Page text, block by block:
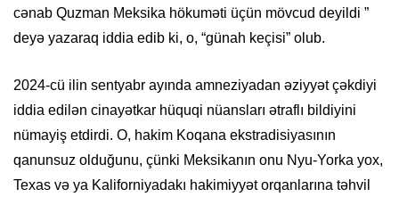
cənab Quzman Meksika hökuməti üçün mövcud deyildi ”
deyə yazaraq iddia edib ki, o, “günah keçisi” olub.
2024-cü ilin sentyabr ayında amneziyadan əziyyət çəkdiyi
iddia edilən cinayətkar hüquqi nüansları ətraflı bildiyini
nümayiş etdirdi. O, hakim Koqana ekstradisiyasının
qanunsuz olduğunu, çünki Meksikanın onu Nyu-Yorka yox,
Texas və ya Kaliforniyadakı hakimiyyət orqanlarına təhvil